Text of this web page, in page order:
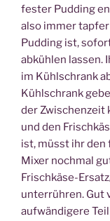
fester Pudding
also immer
Pudding ist,
abkühlen lassen.
im Kühlschrank
Kühlschrank
der Zwischenzeit
und den
ist, müsst ihr
Mixer nochmal
Frischkäse-
unterrühren. Gut
aufwändigere